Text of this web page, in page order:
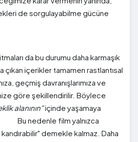
de sorgulayabilme gücüne
da bu durumu daha karmaşık
çıkan içerikler tamamen rastlantısal
geçmiş davranışlarımıza ve
göre şekillendirilir. Böylece
alanının"içinde yaşamaya
film yalnızca
demekle kalmaz. Daha